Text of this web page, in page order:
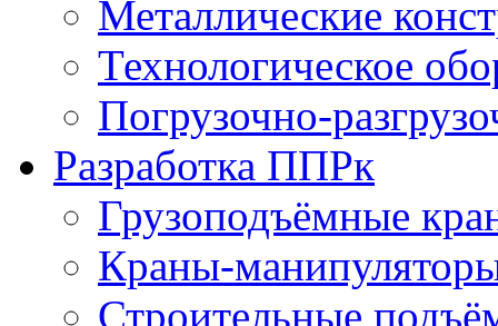
Металлические
Технологическое
Погрузочно-
Разработка ППРк
Грузоподъёмные
Краны-
Строительные